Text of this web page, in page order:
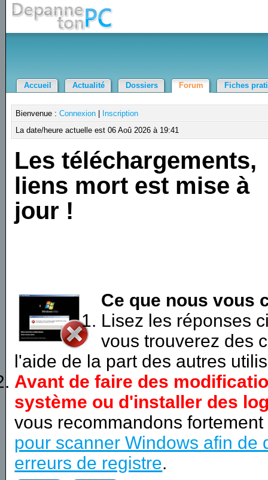
Accueil Actualité Dossiers Forum Fiches
Bienvenue :Connexion
Inscription
La date/heure actuelle est 06 Aoû 2026 à 19:41
Les téléchargements,
liens mort est mise à
jour !
Ce que nous vous
Lisez les réponses
vous trouverez des
l'aide de la part des autres
Avant de faire des
système ou d'installer des
vous recommandons
pour scanner Windows afin de
erreurs de registre.